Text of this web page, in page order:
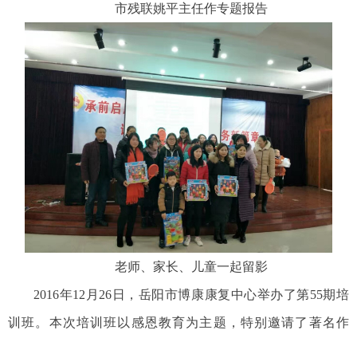
市残联姚平主任作专题报告
老师、家长、儿童一起留影
2016年12月26日，岳阳市博康康复中心举办了第55期培
训班。本次培训班以感恩教育为主题，特别邀请了著名作